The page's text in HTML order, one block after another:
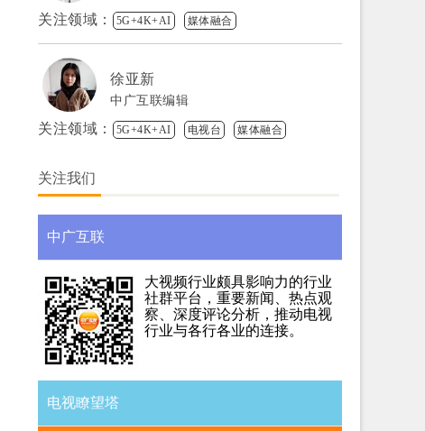
关注领域： 5G+4K+AI 媒体融合
徐亚新
中广互联编辑
关注领域： 5G+4K+AI 电视台 媒体融合
关注我们
中广互联
大视频行业颇具影响力的行业
社群平台，重要新闻、热点观
察、深度评论分析，推动电视
行业与各行各业的连接。
电视瞭望塔